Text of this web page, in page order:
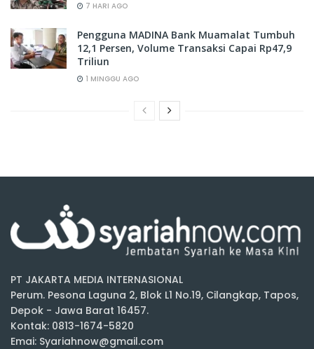
7 HARI AGO
Pengguna MADINA Bank Muamalat Tumbuh
12,1 Persen, Volume Transaksi Capai Rp47,9
Triliun
1 MINGGU AGO
PT JAKARTA MEDIA INTERNASIONAL
Perum. Pesona Laguna 2, Blok L1 No.19, Cilangkap, Tapos,
Depok - Jawa Barat 16457.
Kontak: 0813-1674-5820
Emai: Syariahnow@gmail.com